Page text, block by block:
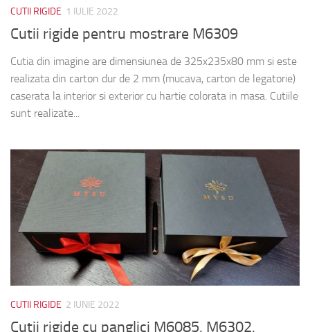
CUTII RIGIDE 1 IULIE 2022
Cutii rigide pentru mostrare M6309
Cutia din imagine are dimensiunea de 325x235x80 mm si este
realizata din carton dur de 2 mm (mucava, carton de legatorie)
caserata la interior si exterior cu hartie colorata in masa. Cutiile
sunt realizate...
CUTII RIGIDE 2 IUNIE 2022
Cutii rigide cu panglici M6085, M6302,